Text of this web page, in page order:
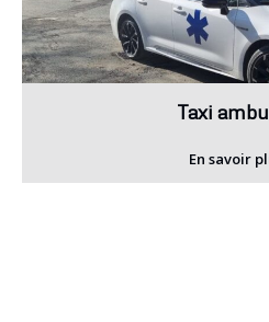
Taxi
En savoir